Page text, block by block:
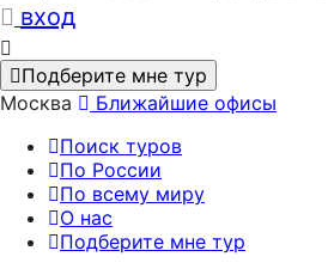
вход
Подберите мне тур
Москва
Ближайшие офисы
Поиск туров
По России
По всему миру
О нас
Подберите мне тур